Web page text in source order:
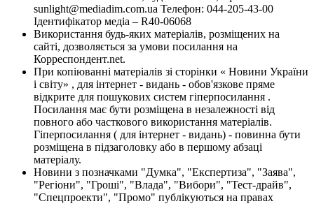
sunlight@mediadim.com.ua Телефон: 044-205-43-00
Ідентифікатор медіа – R40-06068
Використання будь-яких матеріалів, розміщених на
сайті, дозволяється за умови посилання на
Корреспондент.net.
При копіюванні матеріалів зі сторінки « Новини України
і світу» , для інтернет - видань - обов'язкове пряме
відкрите для пошукових систем гіперпосилання .
Посилання має бути розміщена в незалежності від
повного або часткового використання матеріалів.
Гіперпосилання ( для інтернет - видань) - повинна бути
розміщена в підзаголовку або в першому абзаці
матеріалу.
Новини з позначками "Думка", "Експертиза", "Заява",
"Регіони", "Гроші", "Влада", "Вибори", "Тест-драйв",
"Спецпроекти", "Промо" публікуються на правах